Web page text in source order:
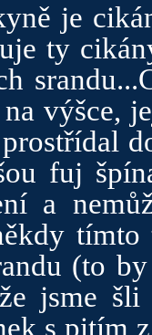
je
ty
na výšce,
fuj
a
(to
jsme
s pitím